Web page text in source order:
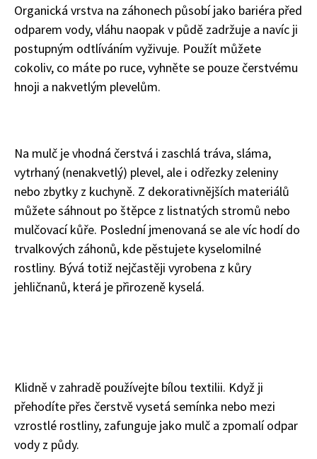
Naše krásná zahrada
Organická vrstva na záhonech působí jako bariéra před
odparem vody, vláhu naopak v půdě zadržuje a navíc ji
postupným odtlíváním vyživuje. Použít můžete
cokoliv, co máte po ruce, vyhněte se pouze čerstvému
hnoji a nakvetlým plevelům.
Na mulč je vhodná čerstvá i zaschlá tráva, sláma,
vytrhaný (nenakvetlý) plevel, ale i odřezky zeleniny
nebo zbytky z kuchyně. Z dekorativnějších materiálů
můžete sáhnout po štěpce z listnatých stromů nebo
mulčovací kůře. Poslední jmenovaná se ale víc hodí do
trvalkových záhonů, kde pěstujete kyselomilné
rostliny. Bývá totiž nejčastěji vyrobena z kůry
jehličnanů, která je přirozeně kyselá.
Klidně v zahradě používejte bílou textilii. Když ji
přehodíte přes čerstvě vysetá semínka nebo mezi
vzrostlé rostliny, zafunguje jako mulč a zpomalí odpar
vody z půdy.